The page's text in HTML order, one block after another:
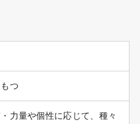
つ
力量や個性に応じて、種々